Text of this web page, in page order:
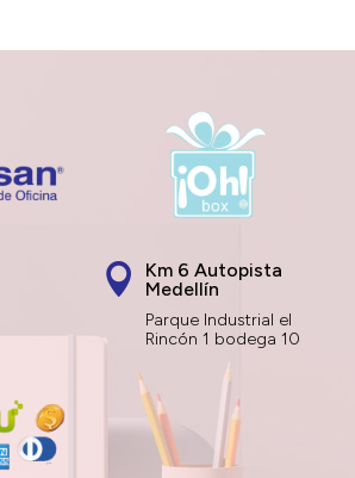

Km 6 Autopista
Medellín
Parque Industrial el
Rincón 1 bodega 10